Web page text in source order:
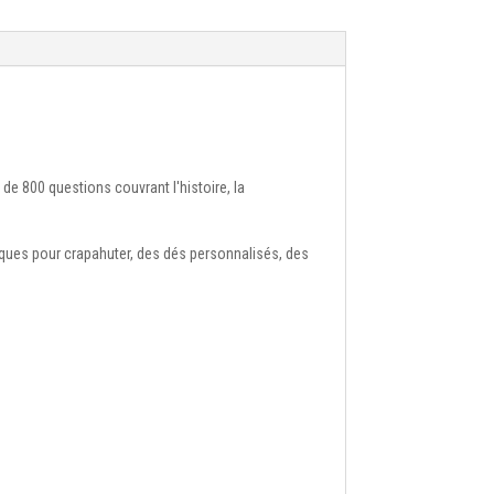
800 questions couvrant l'histoire, la
pour crapahuter, des dés personnalisés, des